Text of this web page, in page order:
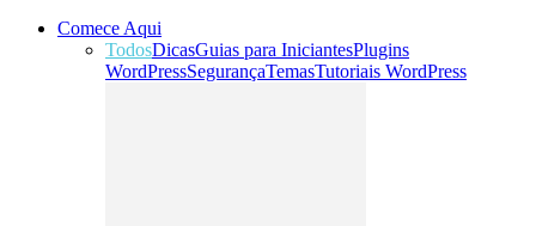
Comece Aqui
TodosDicasGuias para IniciantesPlugins
WordPressSegurançaTemasTutoriais WordPress